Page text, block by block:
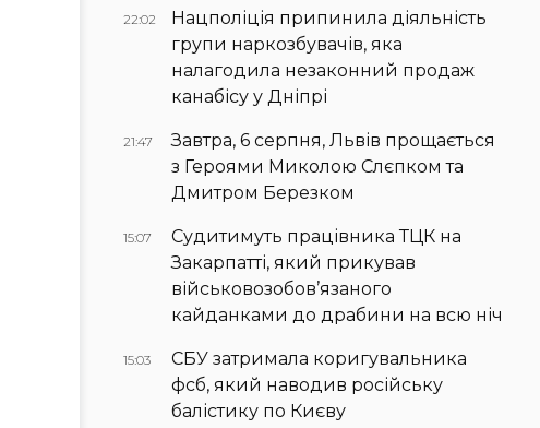
22:02
Нацполіція припинила діяльність
групи наркозбувачів, яка
налагодила незаконний продаж
канабісу у Дніпрі
21:47
Завтра, 6 серпня, Львів прощається
з Героями Миколою Слєпком та
Дмитром Березком
15:07
Судитимуть працівника ТЦК на
Закарпатті, який прикував
військовозобов’язаного
кайданками до драбини на всю ніч
15:03
СБУ затримала коригувальника
фсб, який наводив російську
балістику по Києву